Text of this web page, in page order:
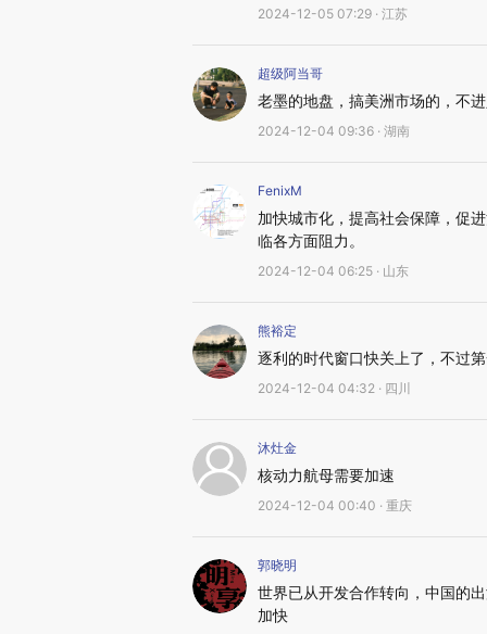
2024-12-05 07:29 · 江苏
超级阿当哥
老墨的地盘，搞美洲市场的，不
2024-12-04 09:36 · 湖南
FenixM
加快城市化，提高社会保障，促
临各方面阻力。
2024-12-04 06:25 · 山东
熊裕定
逐利的时代窗口快关上了，不过
2024-12-04 04:32 · 四川
沐灶金
核动力航母需要加速
2024-12-04 00:40 · 重庆
郭晓明
世界已从开发合作转向，中国的
加快